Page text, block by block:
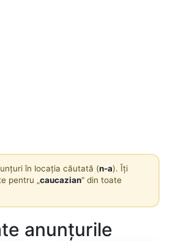
în locația căutată (n-a). Îți
pentru „caucazian" din toate
anunțurile